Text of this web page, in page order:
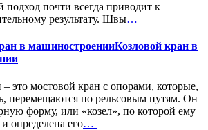
подход почти всегда приводит к
результату. Швы…
Козловой кран в
– это мостовой кран с опорами, которые,
перемещаются по рельсовым путям. Он
форму, или «козел», по которой ему
определена его…